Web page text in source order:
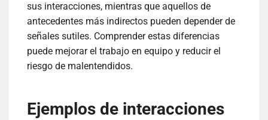
sus interacciones, mientras que aquellos de
antecedentes más indirectos pueden depender de
señales sutiles. Comprender estas diferencias
puede mejorar el trabajo en equipo y reducir el
riesgo de malentendidos.
Ejemplos de interacciones